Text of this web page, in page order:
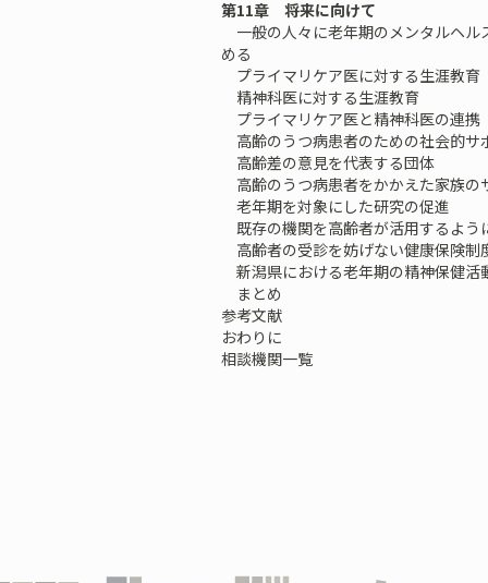
第11章 将来に向けて
一般の人々に老年期のメンタルヘル
める
プライマリケア医に対する生涯教育
精神科医に対する生涯教育
プライマリケア医と精神科医の連携
高齢のうつ病患者のための社会的サ
高齢差の意見を代表する団体
高齢のうつ病患者をかかえた家族の
老年期を対象にした研究の促進
既存の機関を高齢者が活用するよう
高齢者の受診を妨げない健康保険制
新潟県における老年期の精神保健活
まとめ
参考文献
おわりに
相談機関一覧